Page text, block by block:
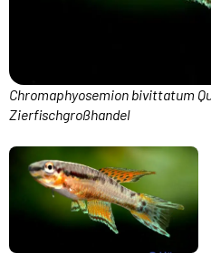
Chromaphyosemion bivittatum
Zierfischgroßhandel